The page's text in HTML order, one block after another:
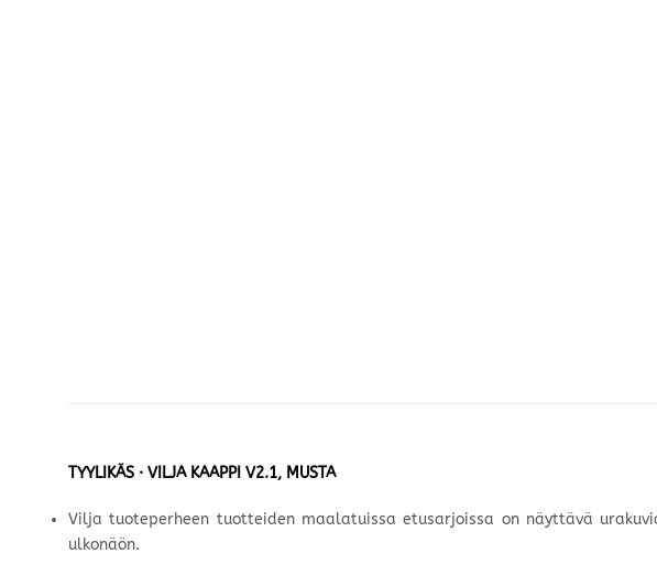
TYYLIKÄS · VILJA KAAPPI V2.1, MUSTA
Vilja tuoteperheen tuotteiden maalatuissa etusarjoissa on näyttävä
ulkonäön.